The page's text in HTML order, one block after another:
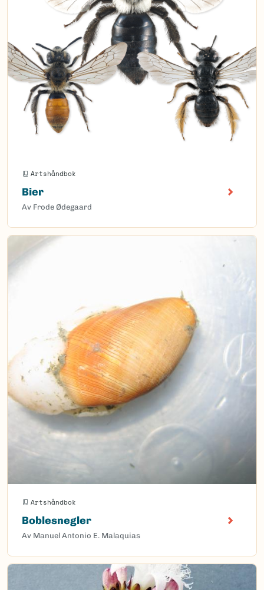
Artshåndbok
Bier
Av Frode Ødegaard
Artshåndbok
Boblesnegler
Av Manuel Antonio E. Malaquias